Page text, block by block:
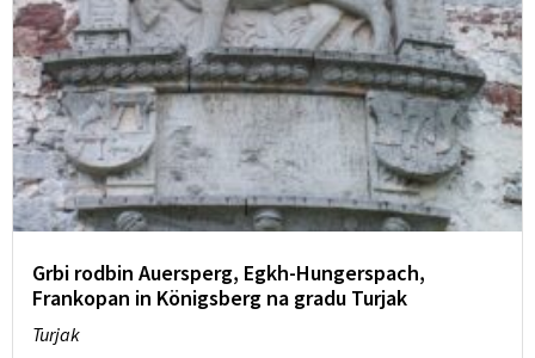
Grbi rodbin Auersperg, Egkh-Hungerspach,
Frankopan in Königsberg na gradu Turjak
Turjak